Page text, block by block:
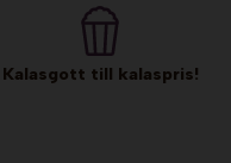
Kalasgott till kalaspris!